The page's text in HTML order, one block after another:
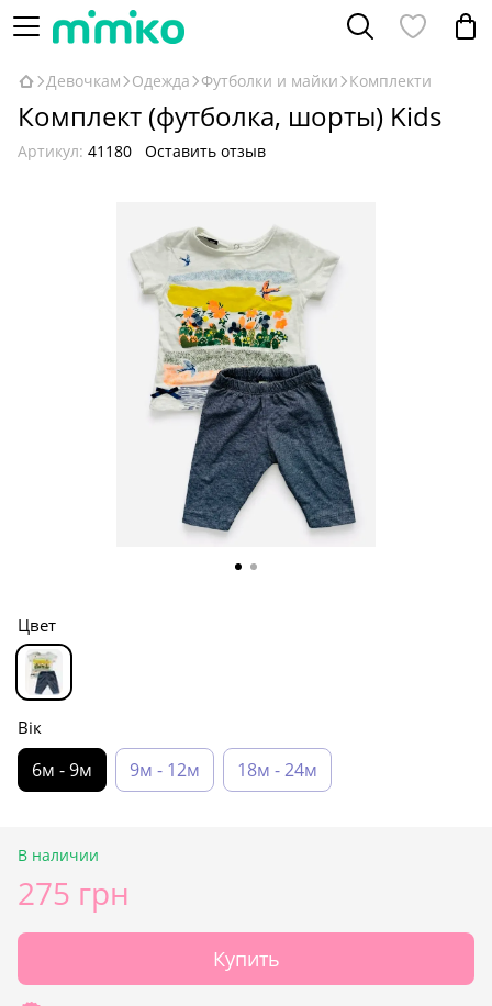
Девочкам Одежда Футболки и майки Комплекти
Комплект (футболка, шорты) Kids
Артикул: 41180 Оставить отзыв
Цвет
Вік
6м - 9м 9м - 12м 18м - 24м
В наличии
275 грн
Купить